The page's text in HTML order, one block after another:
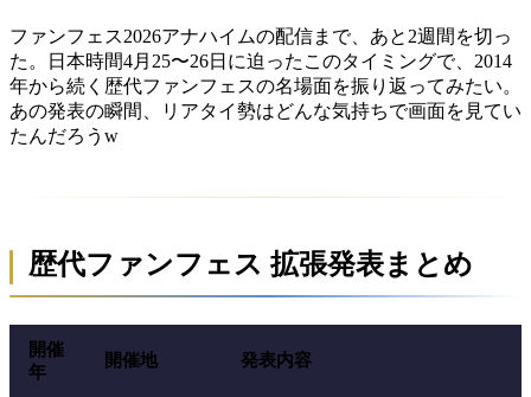
ファンフェス2026アナハイムの配信まで、あと2週間を切っ
た。日本時間4月25〜26日に迫ったこのタイミングで、2014
年から続く歴代ファンフェスの名場面を振り返ってみたい。
あの発表の瞬間、リアタイ勢はどんな気持ちで画面を見てい
たんだろうw
歴代ファンフェス 拡張発表まとめ
開催
年
開催地 発表内容